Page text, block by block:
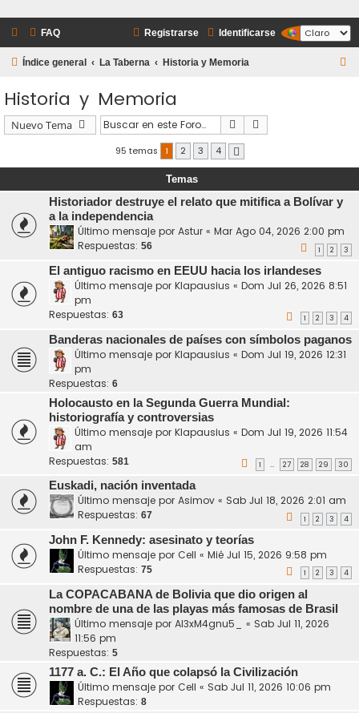
FAQ Identificarse
Registrarse
Índice general La Taberna Historia y Memoria
r
Historia y Memoria
Nuevo Tema Buscar
95 temas 1 2 3 4
Temas
Historiador destruye el relato que mitifica a Bolívar y
a la independencia
Último mensaje por Astur « Mar Ago 04, 2026 2:00 pm
Respuestas: 56 1 2 3
El antiguo racismo en EEUU hacia los irlandeses
Último mensaje por Klapausius « Dom Jul 26, 2026 8:51
pm
Respuestas: 63 1 2 3 4
Banderas nacionales de países con símbolos paganos
Último mensaje por Klapausius « Dom Jul 19, 2026 12:31
pm
Respuestas: 6
Holocausto en la Segunda Guerra Mundial:
historiografía y controversias
Último mensaje por Klapausius « Dom Jul 19, 2026 11:54
am
Respuestas: 581 1 … 27 28 29 30
Euskadi, nación inventada
Último mensaje por Asimov « Sab Jul 18, 2026 2:01 am
Respuestas: 67 1 2 3 4
John F. Kennedy: asesinato y teorías
Último mensaje por Cell « Mié Jul 15, 2026 9:58 pm
Respuestas: 75 1 2 3 4
La COPACABANA de Bolivia que dio origen al
nombre de una de las playas más famosas de Brasil
Último mensaje por Al3xM4gnu5_ « Sab Jul 11, 2026
11:56 pm
Respuestas: 5
1177 a. C.: El Año que colapsó la Civilización
Último mensaje por Cell « Sab Jul 11, 2026 10:06 pm
Respuestas: 8